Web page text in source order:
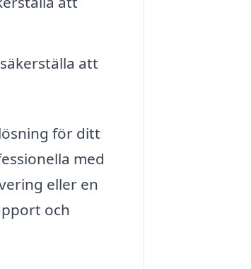
att
för ditt
med
eller en
och